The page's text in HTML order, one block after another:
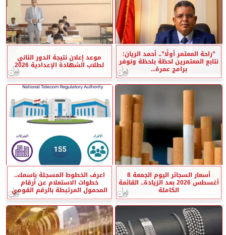
”راحة المعتمر أولًا”.. أحمد الريان:
نتابع المعتمرين لحظة بلحظة ونوفر
برامج عمرة...
موعد إعلان نتيجة الدور الثاني
لطلاب الشهادة الإعدادية 2026
أسعار السجائر اليوم الجمعة 8
أغسطس 2026 بعد الزيادة.. القائمة
الكاملة
اعرف الخطوط المسجلة باسمك..
خطوات الاستعلام عن أرقام
المحمول المرتبطة بالرقم القومي